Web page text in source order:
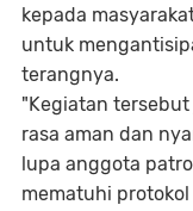
kepada
untuk
terangnya.
"Kegiatan
rasa aman dan
lupa anggota
mematuhi